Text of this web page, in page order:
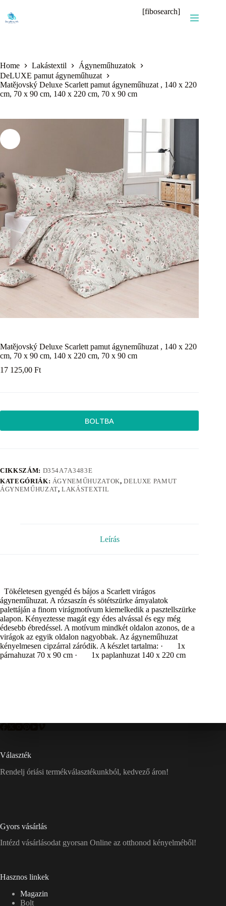
content
[fibosearch]
Home Lakástextil
Ágyneműhuzatok
DeLUXE pamut ágyneműhuzat
Matějovský Deluxe Scarlett pamut ágyneműhuzat , 140 x 220
cm, 70 x 90 cm, 140 x 220 cm, 70 x 90 cm
Matějovský Deluxe Scarlett pamut ágyneműhuzat , 140 x 220
cm, 70 x 90 cm, 140 x 220 cm, 70 x 90 cm
17 125,00 Ft
BOLTBA
CIKKSZÁM: D354A7A3483E
KATEGÓRIÁK: ÁGYNEMŰHUZATOK,DELUXE PAMUT
ÁGYNEMŰHUZAT,LAKÁSTEXTIL
Leírás
Tökéletesen gyengéd és bájos a Scarlett virágos
ágyneműhuzat. A rózsaszín és sötétszürke árnyalatok
palettáján a finom virágmotívum kiemelkedik a pasztellszürke
alapon. Kényeztesse magát egy édes alvással és egy még
édesebb ébredéssel. A motívum mindkét oldalon azonos, de a
virágok az egyik oldalon nagyobbak. Az ágyneműhuzat
kényelmesen cipzárral záródik. A készlet tartalma: · 1x
párnahuzat 70 x 90 cm · 1x paplanhuzat 140 x 220 cm
Választék
Rendelj óriási termékválasztékunkból, kedvező áron!
Gyors vásárlás
Intézd vásárlásodat gyorsan Online az otthonod kényelméből!
Hasznos linkek
Magazin
Bolt